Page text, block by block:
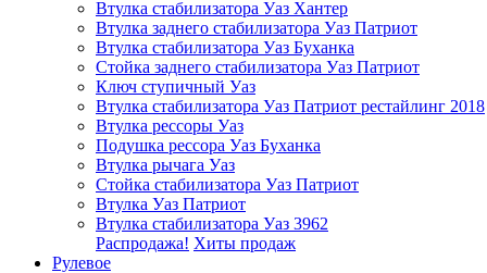
Втулка стабилизатора Уаз Хантер
Втулка заднего стабилизатора Уаз Патриот
Втулка стабилизатора Уаз Буханка
Стойка заднего стабилизатора Уаз Патриот
Ключ ступичный Уаз
Втулка стабилизатора Уаз Патриот рестайлинг 2018
Втулка рессоры Уаз
Подушка рессора Уаз Буханка
Втулка рычага Уаз
Стойка стабилизатора Уаз Патриот
Втулка Уаз Патриот
Втулка стабилизатора Уаз 3962
Распродажа! Хиты продаж
Рулевое